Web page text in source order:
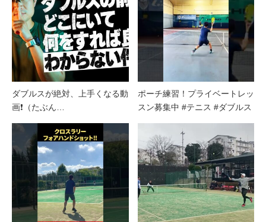
ダブルスが絶対、上手くなる動
画❗️（たぶん…
ポーチ練習！プライベートレッ
スン募集中 #テニス #ダブルス